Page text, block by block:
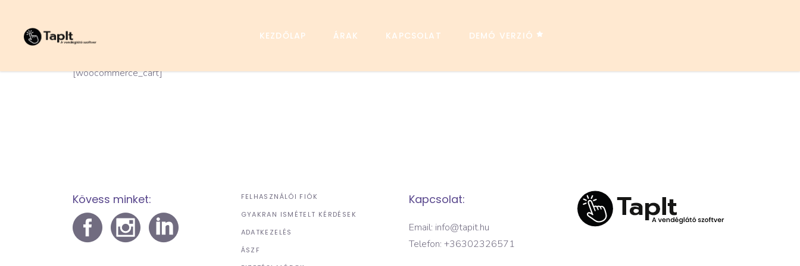
KEZDŐLAP ÁRAK KAPCSOLAT DEMÓ VERZIÓ
[woocommerce_cart]
Kövess minket:
FELHASZNÁLÓI FIÓK
GYAKRAN ISMÉTELT KÉRDÉSEK
ADATKEZELÉS
ÁSZF
Kapcsolat:
Email: info@tapit.hu
Telefon: +36302326571